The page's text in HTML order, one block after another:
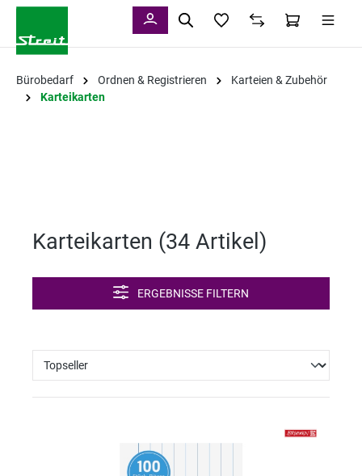
Bürobedarf Ordnen & Registrieren
Karteien & Zubehör
Karteikarten
Karteikarten (34 Artikel )
ERGEBNISSE FILTERN